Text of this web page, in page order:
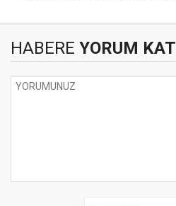
HABERE YORUM KAT